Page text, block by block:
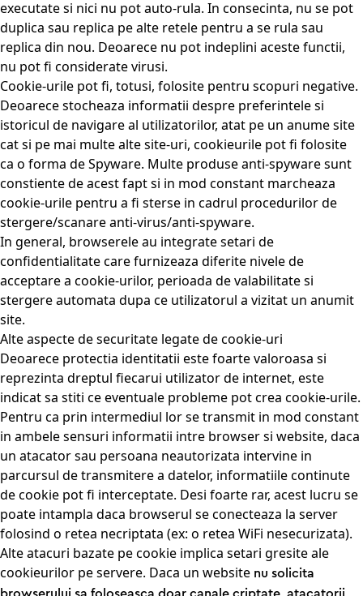
executate si nici nu pot auto-rula. In consecinta, nu se pot
duplica sau replica pe alte retele pentru a se rula sau
replica din nou. Deoarece nu pot indeplini aceste functii,
nu pot fi considerate virusi.
Cookie-urile pot fi, totusi, folosite pentru scopuri negative.
Deoarece stocheaza informatii despre preferintele si
istoricul de navigare al utilizatorilor, atat pe un anume site
cat si pe mai multe alte site-uri, cookieurile pot fi folosite
ca o forma de Spyware. Multe produse anti-spyware sunt
constiente de acest fapt si in mod constant marcheaza
cookie-urile pentru a fi sterse in cadrul procedurilor de
stergere/scanare anti-virus/anti-spyware.
In general, browserele au integrate setari de
confidentialitate care furnizeaza diferite nivele de
acceptare a cookie-urilor, perioada de valabilitate si
stergere automata dupa ce utilizatorul a vizitat un anumit
site.
Alte aspecte de securitate legate de cookie-uri
Deoarece protectia identitatii este foarte valoroasa si
reprezinta dreptul fiecarui utilizator de internet, este
indicat sa stiti ce eventuale probleme pot crea cookie-urile.
Pentru ca prin intermediul lor se transmit in mod constant
in ambele sensuri informatii intre browser si website, daca
un atacator sau persoana neautorizata intervine in
parcursul de transmitere a datelor, informatiile continute
de cookie pot fi interceptate. Desi foarte rar, acest lucru se
poate intampla daca browserul se conecteaza la server
folosind o retea necriptata (ex: o retea WiFi nesecurizata).
Alte atacuri bazate pe cookie implica setari gresite ale
cookieurilor pe servere. Daca un website nu solicita